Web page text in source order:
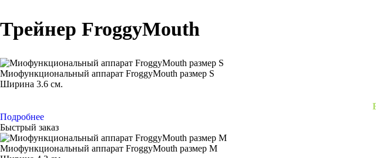
Трейнер FroggyMouth
Миофункциональный аппарат FroggyMouth размер S
Ширина 3.6 см.
Подробнее
Быстрый заказ
Миофункциональный аппарат FroggyMouth размер M